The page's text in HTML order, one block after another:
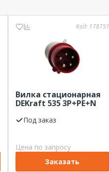
Код: 178751
Вилка стационарная
DEKraft 535 3Р+РЕ+N
Под заказ
Цена по запросу
Заказать